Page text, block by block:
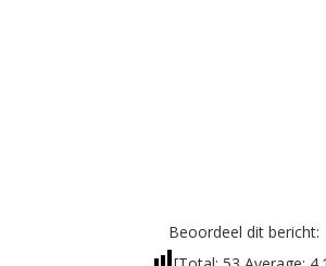
Beoordeel dit bericht: